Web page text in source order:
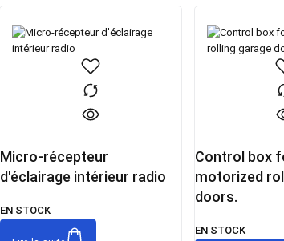
Micro-récepteur
d'éclairage intérieur radio
EN STOCK
Control box
motorized
doors.
EN STOCK